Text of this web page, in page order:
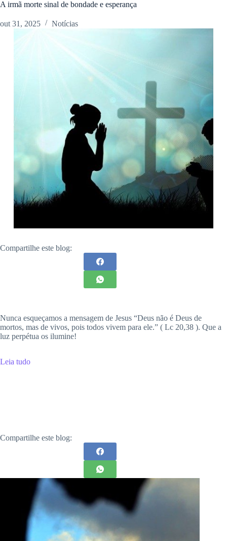
A irmã morte sinal de bondade e esperança
out 31, 2025 Notícias
Compartilhe este blog:
Nunca esqueçamos a mensagem de Jesus “Deus não é Deus de
mortos, mas de vivos, pois todos vivem para ele.” ( Lc 20,38 ). Que a
luz perpétua os ilumine!
Leia tudo
Compartilhe este blog: